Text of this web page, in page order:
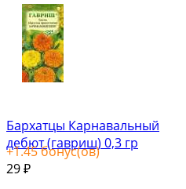
Бархатцы Карнавальный
дебют (гавриш) 0,3 гр
+1.45бонус(ов)
29 ₽